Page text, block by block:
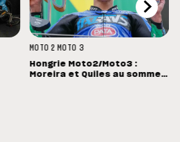
MOTO 2 MOTO 3
Hongrie Moto2/Moto3 :
Moreira et Quiles au sommet,